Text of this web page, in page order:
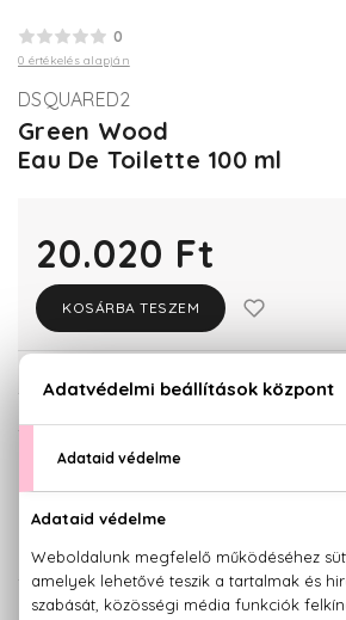
0
0 értékelés alapján
DSQUARED2
Green Wood
Eau De Toilette 100 ml
20.020 Ft
KOSÁRBA TESZEM
KISZERELÉS KIVÁLASZTÁSA
KAPCSOLÓDÓ TERMÉKEK